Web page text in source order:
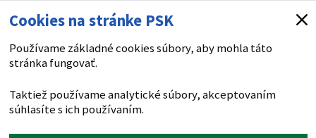
Cookies na stránke PSK
Používame základné cookies súbory, aby mohla táto
stránka fungovať.
Taktiež používame analytické súbory, akceptovaním
súhlasíte s ich používaním.